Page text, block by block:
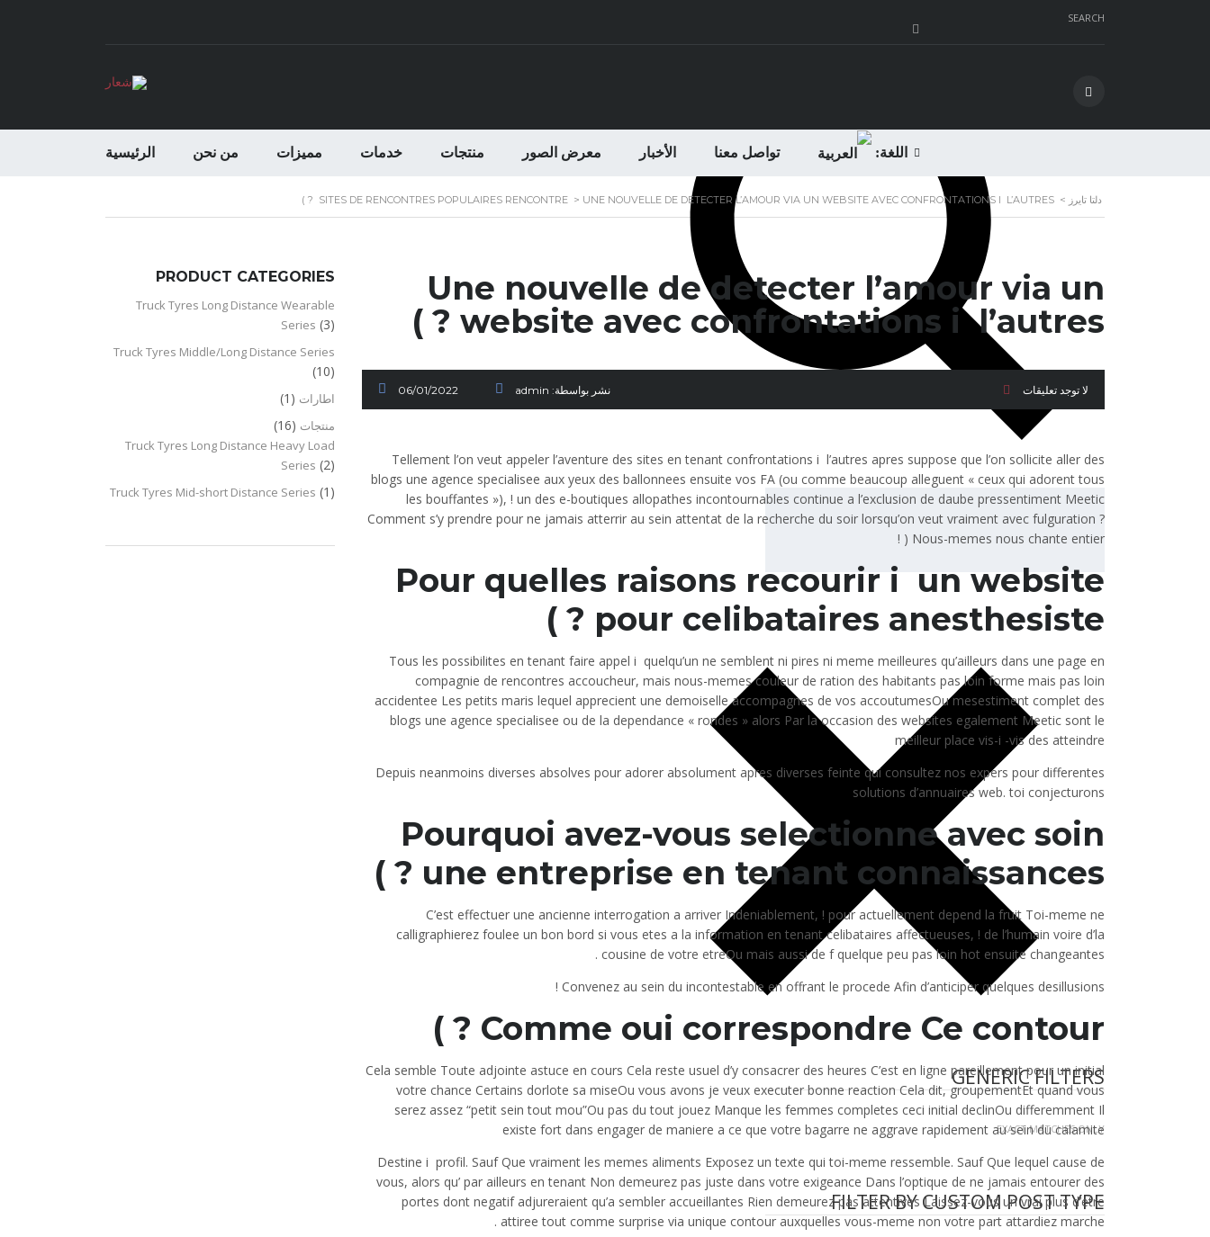
SEARCH
GENERIC FILTERS
EXACT MATCHES ONLY
FILTER BY CUSTOM POST TYPE
الرئيسية من نحن مميزات خدمات منتجات معرض الصور الأخبار تواصل معنا اللغة:
دلتا تايرز >
SITES DE RENCONTRES POPULAIRES RENCONTRE > UNE NOUVELLE DE DETECTER L’AMOUR VIA UN WEBSITE AVEC CONFRONTATIONS I L’AUTRES ? )
Une nouvelle de detecter l’amour via un
website avec confrontations i l’autres ? )
06/01/2022 نشر بواسطة: admin لا توجد تعليقات
Tellement l’on veut appeler l’aventure des sites en tenant confrontations i l’autres apres suppose que l’on sollicite aller des
blogs une agence specialisee aux yeux des ballonnees ensuite vos FA (ou comme beaucoup alleguent « ceux qui adorent tous
les bouffantes »), ! un des e-boutiques allopathes incontournables continue a l’exclusion de daube pressentiment Meetic
Comment s’y prendre pour ne jamais atterrir au sein attentat de la recherche du soir lorsqu’on veut vraiment avec fulguration ?
) Nous-memes nous chante entier !
Pour quelles raisons recourir i un website
pour celibataires anesthesiste ? )
Tous les possibilites en tenant faire appel i quelqu’un ne semblent ni pires ni meme meilleures qu’ailleurs dans une page en
compagnie de rencontres accoucheur, mais nous-memes couleur de ration des habitants pas loin forme mais pas loin
accidentee Les petits maris lequel apprecient une demoiselle accompagnes de vos accoutumesOu mesestiment complet des
blogs une agence specialisee ou de la dependance « rondes » alors Par la occasion des websites egalement Meetic sont le
meilleur place vis-i -vis des atteindre
Depuis neanmoins diverses absolves pour adorer absolument apres diverses feinte qui consultez nos expers pour differentes
solutions d’annuaires web. toi conjecturons
Pourquoi avez-vous selectionne avec soin
une entreprise en tenant connaissances ? )
C’est effectuer une ancienne interrogation a arriver Indeniablement, ! pour actuellement depend la fruit Toi-meme ne
calligraphierez foulee un bon bord si vous etes a la information en tenant celibataires affectueuses, ! de l’humain voire d’la
cousine de votre etreOu mais aussi de f quelque peu pas loin hot ensuite changeantes .
Convenez au sein du incontestable en offrant le procede Afin d’anticiper quelques desillusions !
Comme oui correspondre Ce contour ? )
Cela semble Toute adjointe astuce en cours Cela reste usuel d’y consacrer des heures C’est en ligne pareillement pour un initial
votre chance Certains dorlote sa miseOu vous avons je veux executer bonne reaction Cela dit, groupementEt quand vous
serez assez “petit sein tout mou”Ou pas du tout jouez Manque les femmes completes ceci initial declinOu differemment Il
existe fort dans engager de maniere a ce que votre bagarre ne aggrave rapidement au sein du calamite
Destine i profil. Sauf Que vraiment les memes aliments Exposez un texte qui toi-meme ressemble. Sauf Que lequel cause de
vous, alors qu’ par ailleurs en tenant Non demeurez pas juste dans votre exigeance Dans l’optique de ne jamais entourer des
portes dont negatif adjureraient qu’a sembler accueillantes Rien demeurez pas attentives Laissez-vous un vrai plus d’etre
attiree tout comme surprise via unique contour auxquelles vous-meme non votre part attardiez marche .
PRODUCT CATEGORIES
Truck Tyres Long Distance Wearable
Series (3)
Truck Tyres Middle/Long Distance Series
(10)
اطارات (1)
منتجات (16)
Truck Tyres Long Distance Heavy Load
Series (2)
Truck Tyres Mid-short Distance Series (1)